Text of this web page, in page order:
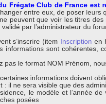
Frégate Club de France
entre eux, de poser
peuvent que voir les titres
par l’administrateur du
s’inscrire (item Inscription en
informations sont cohérentes,
pas le format NOM Prénom,
informations doivent
: il ne sera visible que des
le modèle et l’année
posées